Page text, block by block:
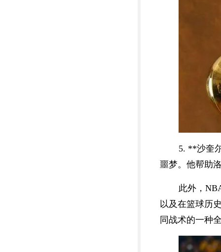
5. **沙奎
噩梦。他帮助
此外，
以及在篮球历
同战术的一种